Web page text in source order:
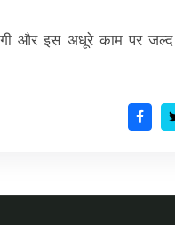
और इस अधूरे काम पर जल्द